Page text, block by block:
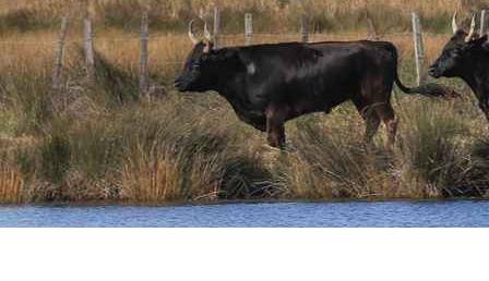
Nécessaire
Ces cookies ne
sont pas
sont
nécessaires au
fonctionnement
du site Web.
Statistiques